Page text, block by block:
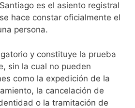
es el asiento registral
hace constar oficialmente el
persona.
y constituye la prueba
sin la cual no pueden
como la expedición de la
la cancelación de
o la tramitación de